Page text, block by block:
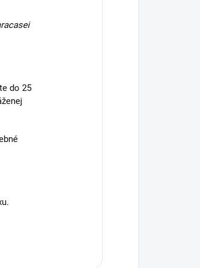
do 25